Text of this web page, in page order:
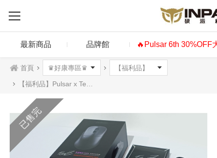
最新商品 品牌館 🔥Pulsar 6th 30%OFF
首頁
【福利品】Pulsar x Tenz 聯名款 無線滑鼠 黑色
已售完